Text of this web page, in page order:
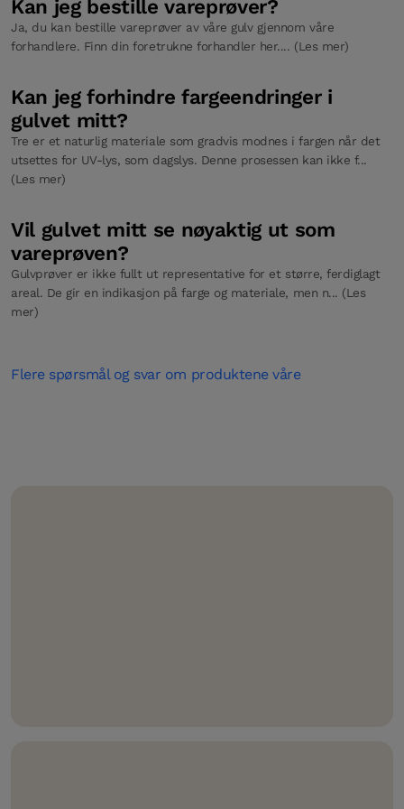
Kan jeg bestille vareprøver?
Ja, du kan bestille vareprøver av våre gulv gjennom våre
forhandlere. Finn din foretrukne forhandler her.... (Les mer)
Kan jeg forhindre fargeendringer i
gulvet mitt?
Tre er et naturlig materiale som gradvis modnes i fargen når det
utsettes for UV-lys, som dagslys. Denne prosessen kan ikke f...
(Les mer)
Vil gulvet mitt se nøyaktig ut som
vareprøven?
Gulvprøver er ikke fullt ut representative for et større, ferdiglagt
areal. De gir en indikasjon på farge og materiale, men n... (Les
mer)
Flere spørsmål og svar om produktene våre